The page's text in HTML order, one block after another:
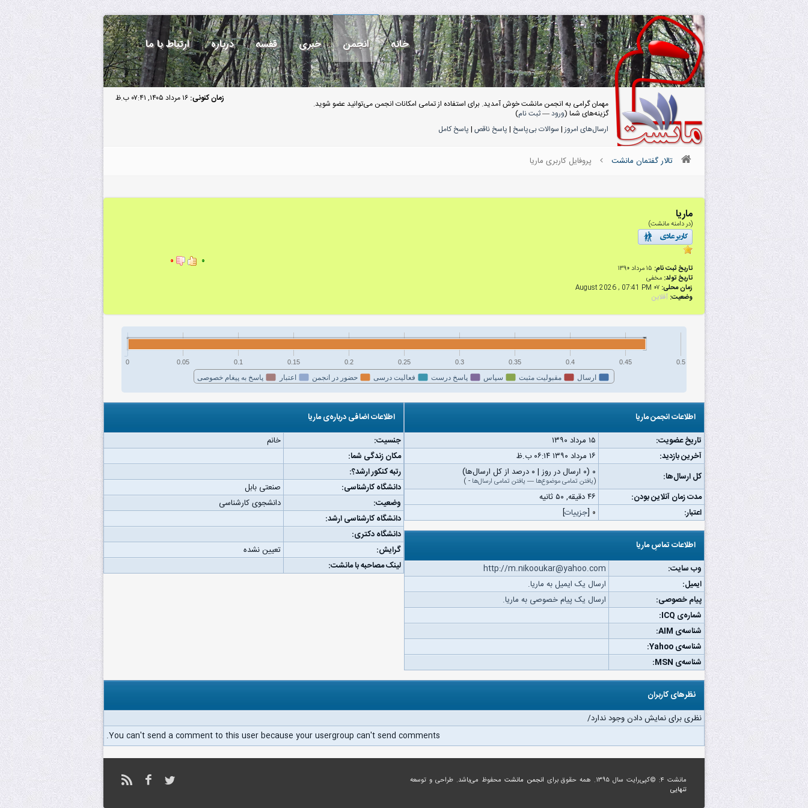
خانه انجمن خبری قفسه درباره ارتباط با ما
زمان کنونی: ۱۶ مرداد ۱۴۰۵, ۰۷:۴۱ ب.ظ
مهمان گرامی به انجمن مانشت خوش آمدید. برای استفاده از تمامی امکانات انجمن می‌توانید عضو شوید.
گزینه‌های شما (ورود—ثبت نام)
ارسال‌های امروز| سوالات بی‌پاسخ | پاسخ ناقص | پاسخ کامل
تالار گفتمان مانشت پروفایل کاربری ماریا
ماریا
(در دامنه مانشت)
تاریخ ثبت نام: ۱۵ مرداد ۱۳۹۰
تاریخ تولد: مخفی
زمان محلی: ۰۷ August 2026 , 07:41 PM
وضعیت: آفلاین
۰ ۰
ارسال مقبولیت مثبت سپاس پاسخ درست فعالیت درسی حضور در انجمن اعتبار پاسخ به پیغام خصوصی
0 0.05 0.1 0.15 0.2 0.25 0.3 0.35 0.4 0.45 0.5
اطلاعات انجمن ماریا
تاریخ عضویت:
۱۵ مرداد ۱۳۹۰
آخرین بازدید:
۱۶ مرداد ۱۳۹۰ ۰۶:۱۴ ب.ظ
کل ارسال‌ها:
۰ (۰ ارسال در روز | ۰ درصد از کل ارسال‌ها)
(یافتن تمامی موضوع‌ها — یافتن تمامی ارسال‌ها -
)
مدت زمان آنلاین بودن:
۴۶ دقیقه, ۵۰ ثانیه
اعتبار:
۰ [جزییات]
اطلاعات تماسِ ماریا
وب‌ سایت:
http://m.nikooukar@yahoo.com
ایمیل:
ارسال یک ایمیل به ماریا.
پیام خصوصی:
ارسال یک پیام خصوصی به ماریا.
شماره‌ی ICQ:
شناسه‌ی AIM:
شناسه‌ی Yahoo:
شناسه‌ی MSN:
اطلاعات اضافی درباره‌ی ماریا
جنسیت:
خانم
مکان زندگی شما:
رتبه کنکور ارشد؟:
دانشگاه کارشناسی:
صنعتی بابل
وضعیت:
دانشجوی کارشناسی
دانشگاه کارشناسی ارشد:
دانشگاه دکتری:
گرایش:
تعیین نشده
لینک مصاحبه با مانشت:
نظرهای کاربران
نظری برای نمایش دادن وجود ندارد/
You can't send a comment to this user because your usergroup can't send comments.
مانشت ۴: ©کپی‌رایت سال ۱۳۹۵. همه حقوق برای انجمن مانشت محفوظ می‌باشد. طراحی و توسعه
تنهایی